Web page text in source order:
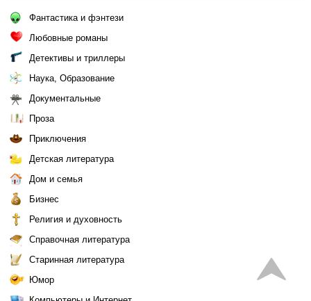
Фантастика и фэнтези
Любовные романы
Детективы и триллеры
Наука, Образование
Документальные
Проза
Приключения
Детская литература
Дом и семья
Бизнес
Религия и духовность
Справочная литература
Старинная литература
Юмор